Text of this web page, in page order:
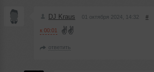
DJ Kraus 01 октября 2024, 14:32 #
к 00:01 ✌️✌️
ответить